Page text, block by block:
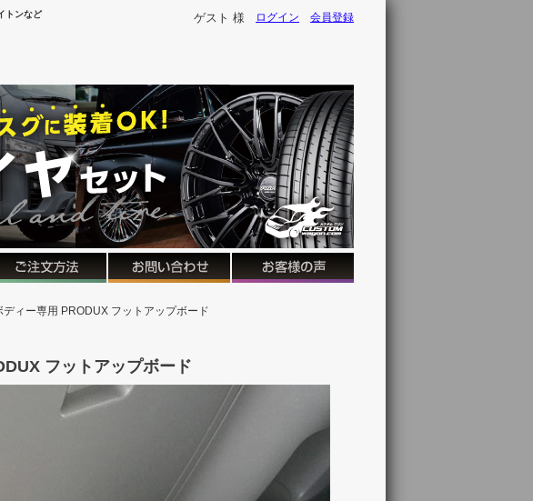
トンなど
ゲスト 様 ログイン 会員登録
ィー専用 PRODUX フットアップボード
フットアップボード